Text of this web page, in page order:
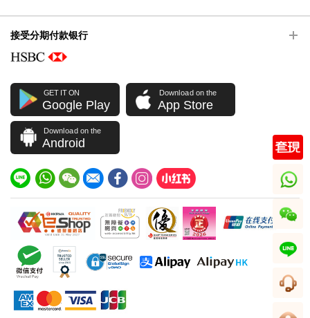
接受分期付款银行
GET IT ON
Google Play
Download on the
App Store
Download on the
Android
whatsapp